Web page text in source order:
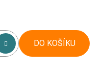
DO KOŠÍKU